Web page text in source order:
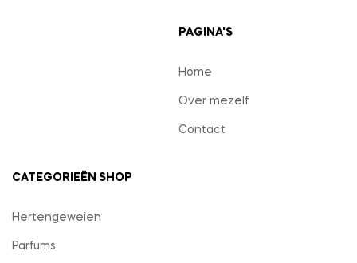
PAGINA'S
Home
Over mezelf
Contact
CATEGORIEËN SHOP
Hertengeweien
Parfums